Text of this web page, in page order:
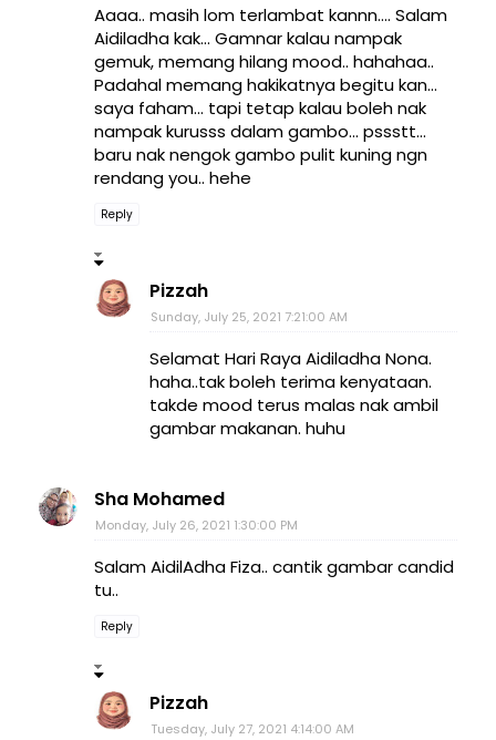
Aaaa.. masih lom terlambat kannn.... Salam
Aidiladha kak... Gamnar kalau nampak
gemuk, memang hilang mood.. hahahaa..
Padahal memang hakikatnya begitu kan...
saya faham... tapi tetap kalau boleh nak
nampak kurusss dalam gambo... pssstt...
baru nak nengok gambo pulit kuning ngn
rendang you.. hehe
Reply
Pizzah
Sunday, July 25, 2021 7:21:00 AM
Selamat Hari Raya Aidiladha Nona.
haha..tak boleh terima kenyataan.
takde mood terus malas nak ambil
gambar makanan. huhu
Sha Mohamed
Monday, July 26, 2021 1:30:00 PM
Salam AidilAdha Fiza.. cantik gambar candid
tu..
Reply
Pizzah
Tuesday, July 27, 2021 4:14:00 AM